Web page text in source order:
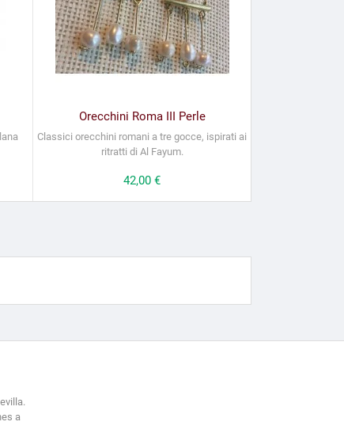
Orecchini Roma III Perle
Classici orecchini romani a tre gocce, ispirati ai
ritratti di Al Fayum.
Prezzo
42,00 €
a